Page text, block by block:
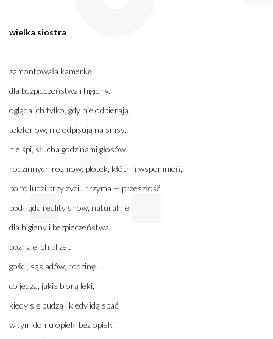
wielka siostra
zamontowała kamerkę
dla bezpieczeństwa i higieny.
ogląda ich tylko, gdy nie odbierają
telefonów, nie odpisują na smsy.
nie śpi, słucha godzinami głosów.
rodzinnych rozmów: plotek, kłótni i wspomnień,
bo to ludzi przy życiu trzyma — przeszłość.
podgląda reality show, naturalnie,
dla higieny i bezpieczeństwa.
poznaje ich bliżej:
gości, sąsiadów, rodzinę.
co jedzą, jakie biorą leki,
kiedy się budzą i kiedy idą spać.
w tym domu opieki bez opieki